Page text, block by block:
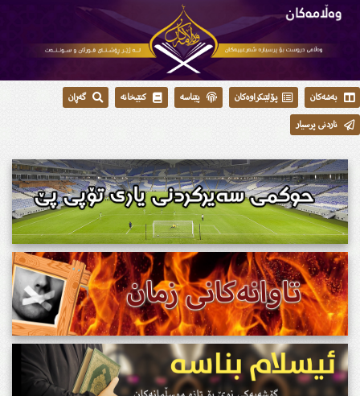
بەشەکان پۆلێنکراوەکان پێناسە کتێبخانە
گەڕان
ناردنی پرسیار